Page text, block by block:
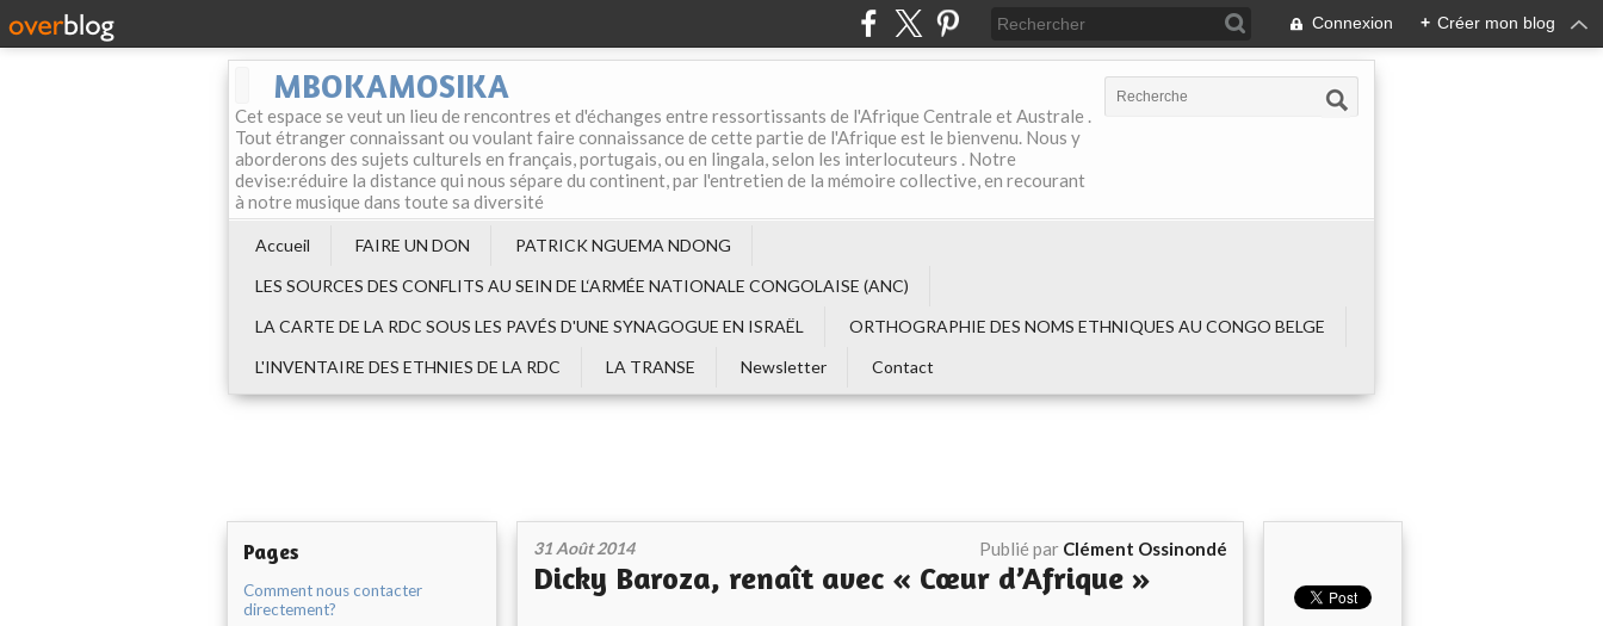
Connexion + Créer mon blog
MBOKAMOSIKA
Cet espace se veut un lieu de rencontres et d'échanges entre ressortissants de l'Afrique Centrale et Australe .
Tout étranger connaissant ou voulant faire connaissance de cette partie de l'Afrique est le bienvenu. Nous y
aborderons des sujets culturels en français, portugais, ou en lingala, selon les interlocuteurs . Notre
devise:réduire la distance qui nous sépare du continent, par l'entretien de la mémoire collective, en recourant
à notre musique dans toute sa diversité
Accueil FAIRE UN DON
PATRICK NGUEMA NDONG
LES SOURCES DES CONFLITS AU SEIN DE L‘ARMÉE NATIONALE CONGOLAISE (ANC)
LA CARTE DE LA RDC SOUS LES PAVÉS D'UNE SYNAGOGUE EN ISRAËL
ORTHOGRAPHIE DES NOMS ETHNIQUES AU CONGO BELGE
L'INVENTAIRE DES ETHNIES DE LA RDC
LA TRANSE Newsletter Contact
Pages
Comment nous contacter
directement?
31 Août 2014 Publié par Clément Ossinondé
Dicky Baroza, renaît avec « Cœur d’Afrique »